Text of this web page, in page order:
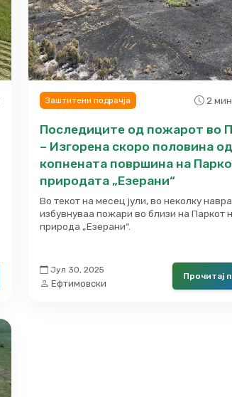
Заштитени подрачја 2
Последиците од пожарот во
– Изгорена скоро половина од
копнената површина на
природата „Езерани“
Во текот на месец јули, во неколку
избувнуваа пожари во близи на Паркот
природа „Езерани“.
Јул 30, 2025
Ефтимовски
Прочитај